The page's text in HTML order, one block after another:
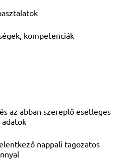
kompetenciák
az abban szereplő esetleges
adatok
nappali tagozatos